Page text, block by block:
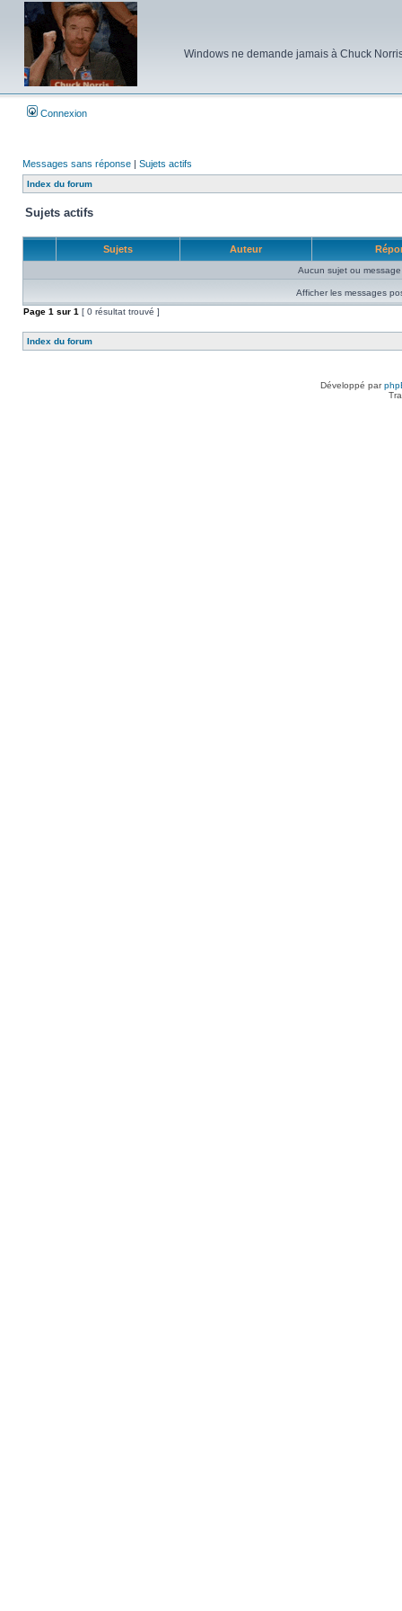
Windows ne demande jamais à Chuck
Connexion
Messages sans réponse | Sujets actifs
Index du forum
Sujets actifs
Sujets Auteur
Aucun sujet ou
Afficher les messages
Page 1 sur 1 [ 0 résultat trouvé ]
Index du forum
Développé par